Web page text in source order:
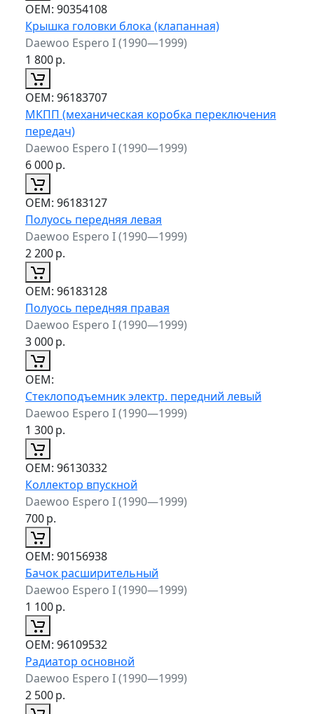
ОЕМ: 90354108
Крышка головки блока (клапанная)
Daewoo Espero I (1990—1999)
1 800р.
ОЕМ: 96183707
МКПП (механическая коробка переключения
передач)
Daewoo Espero I (1990—1999)
6 000р.
ОЕМ: 96183127
Полуось передняя левая
Daewoo Espero I (1990—1999)
2 200р.
ОЕМ: 96183128
Полуось передняя правая
Daewoo Espero I (1990—1999)
3 000р.
ОЕМ:
Стеклоподъемник электр. передний левый
Daewoo Espero I (1990—1999)
1 300р.
ОЕМ: 96130332
Коллектор впускной
Daewoo Espero I (1990—1999)
700р.
ОЕМ: 90156938
Бачок расширительный
Daewoo Espero I (1990—1999)
1 100р.
ОЕМ: 96109532
Радиатор основной
Daewoo Espero I (1990—1999)
2 500р.